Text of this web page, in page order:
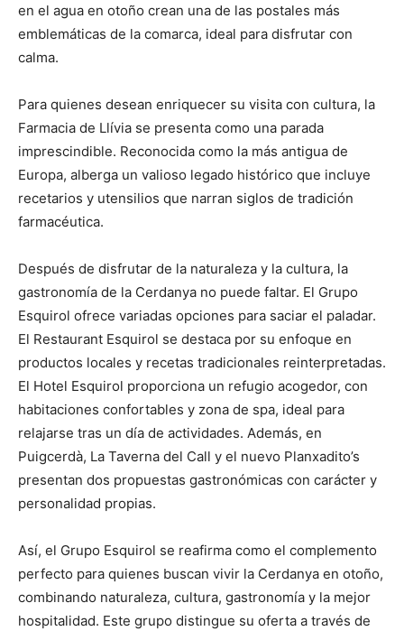
en el agua en otoño crean una de las postales más
emblemáticas de la comarca, ideal para disfrutar con
calma.
Para quienes desean enriquecer su visita con cultura, la
Farmacia de Llívia se presenta como una parada
imprescindible. Reconocida como la más antigua de
Europa, alberga un valioso legado histórico que incluye
recetarios y utensilios que narran siglos de tradición
farmacéutica.
Después de disfrutar de la naturaleza y la cultura, la
gastronomía de la Cerdanya no puede faltar. El Grupo
Esquirol ofrece variadas opciones para saciar el paladar.
El Restaurant Esquirol se destaca por su enfoque en
productos locales y recetas tradicionales reinterpretadas.
El Hotel Esquirol proporciona un refugio acogedor, con
habitaciones confortables y zona de spa, ideal para
relajarse tras un día de actividades. Además, en
Puigcerdà, La Taverna del Call y el nuevo Planxadito’s
presentan dos propuestas gastronómicas con carácter y
personalidad propias.
Así, el Grupo Esquirol se reafirma como el complemento
perfecto para quienes buscan vivir la Cerdanya en otoño,
combinando naturaleza, cultura, gastronomía y la mejor
hospitalidad. Este grupo distingue su oferta a través de